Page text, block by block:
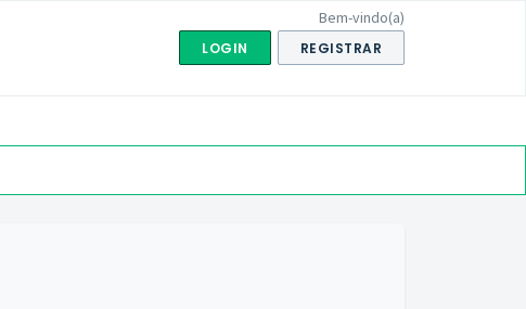
Bem-vindo(a)
LOGIN REGISTRAR